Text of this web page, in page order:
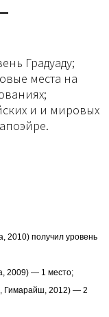
Градуаду;
места на
и и мировых
2010) получил уровень
2009) — 1 место;
Гимарайш, 2012) — 2